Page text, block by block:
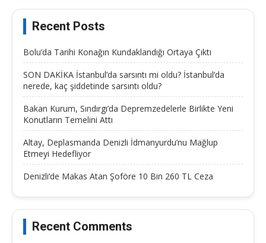
Recent Posts
Bolu’da Tarihi Konağın Kundaklandığı Ortaya Çıktı
SON DAKİKA İstanbul’da sarsıntı mi oldu? İstanbul’da
nerede, kaç şiddetinde sarsıntı oldu?
Bakan Kurum, Sındırgı’da Depremzedelerle Birlikte Yeni
Konutların Temelini Attı
Altay, Deplasmanda Denizli İdmanyurdu’nu Mağlup
Etmeyi Hedefliyor
Denizli’de Makas Atan Şoföre 10 Bin 260 TL Ceza
Recent Comments